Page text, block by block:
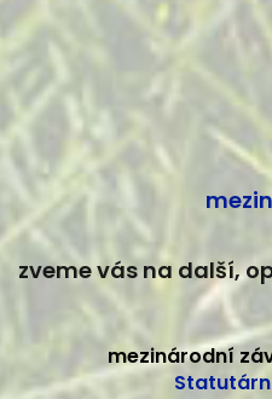
zveme vás na další,
mezinárodní